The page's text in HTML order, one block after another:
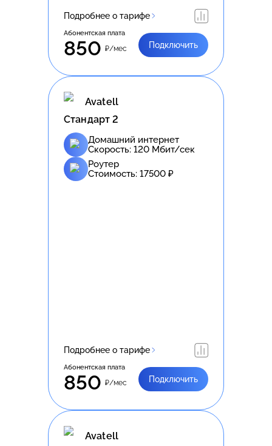
Подробнее о тарифе
Абонентская плата
850 ₽/мес Подключить
Avatell
Стандарт 2
Домашний интернет
Скорость: 120 Мбит/сек
Роутер
Стоимость: 17500 ₽
Подробнее о тарифе
Абонентская плата
850 ₽/мес Подключить
Avatell